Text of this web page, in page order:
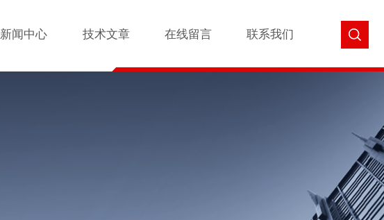
新闻中心 技术文章 在线留言 联系我们